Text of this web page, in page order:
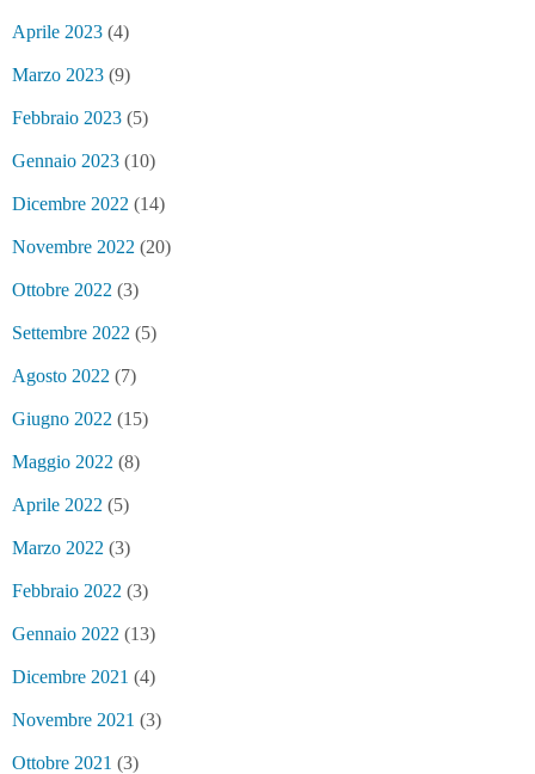
Aprile 2023 (4)
Marzo 2023 (9)
Febbraio 2023 (5)
Gennaio 2023 (10)
Dicembre 2022 (14)
Novembre 2022 (20)
Ottobre 2022 (3)
Settembre 2022 (5)
Agosto 2022 (7)
Giugno 2022 (15)
Maggio 2022 (8)
Aprile 2022 (5)
Marzo 2022 (3)
Febbraio 2022 (3)
Gennaio 2022 (13)
Dicembre 2021 (4)
Novembre 2021 (3)
Ottobre 2021 (3)